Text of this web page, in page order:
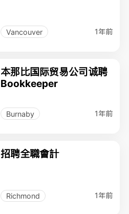
Vancouver 1年前
本那比国际贸易公司诚聘
Bookkeeper
Burnaby 1年前
招聘全職會計
Richmond 1年前